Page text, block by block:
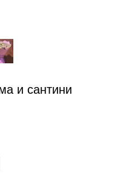
и сантини